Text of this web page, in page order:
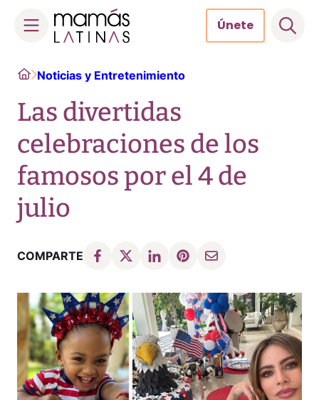
content
Únete
HomeNoticias y Entretenimiento
Las divertidas
celebraciones de los
famosos por el 4 de
julio
COMPARTE